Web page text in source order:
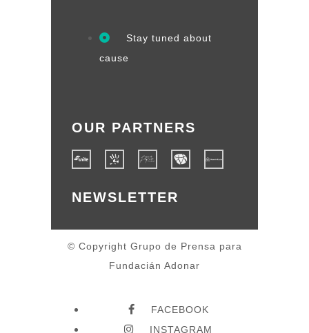
Stay tuned about
cause
OUR PARTNERS
NEWSLETTER
© Copyright Grupo de Prensa para
Fundacián Adonar
FACEBOOK
INSTAGRAM